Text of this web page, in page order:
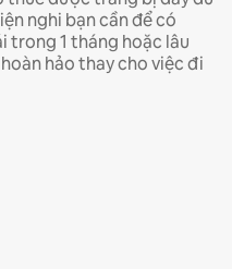
nghi bạn cần để có
trong 1 tháng hoặc lâu
hảo thay cho việc đi